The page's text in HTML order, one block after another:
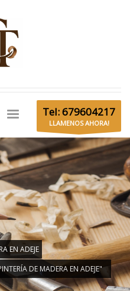
Tel: 679604217
LLAMENOS AHORA!
EN ADEJE
DE MADERA EN ADEJE"